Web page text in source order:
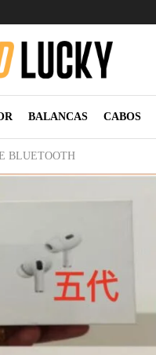
BALANCAS CABOS
BLUETOOTH